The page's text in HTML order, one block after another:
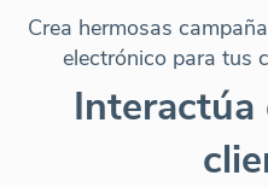
Crea hermosas
electrónico para tus
Interactúa